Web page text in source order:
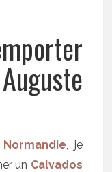
, je
un Calvados